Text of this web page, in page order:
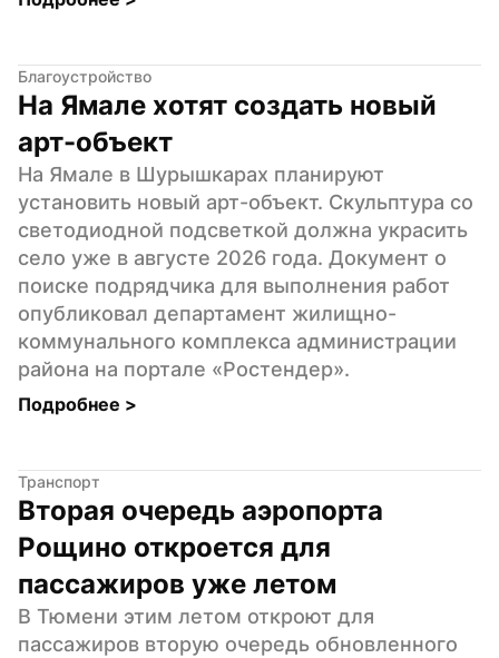
Благоустройство
На Ямале хотят создать новый
арт-объект
На Ямале в Шурышкарах планируют
установить новый арт-объект. Скульптура со
светодиодной подсветкой должна украсить
село уже в августе 2026 года. Документ о
поиске подрядчика для выполнения работ
опубликовал департамент жилищно-
коммунального комплекса администрации
района на портале «Ростендер».
Подробнее >
Транспорт
Вторая очередь аэропорта
Рощино откроется для
пассажиров уже летом
В Тюмени этим летом откроют для
пассажиров вторую очередь обновленного